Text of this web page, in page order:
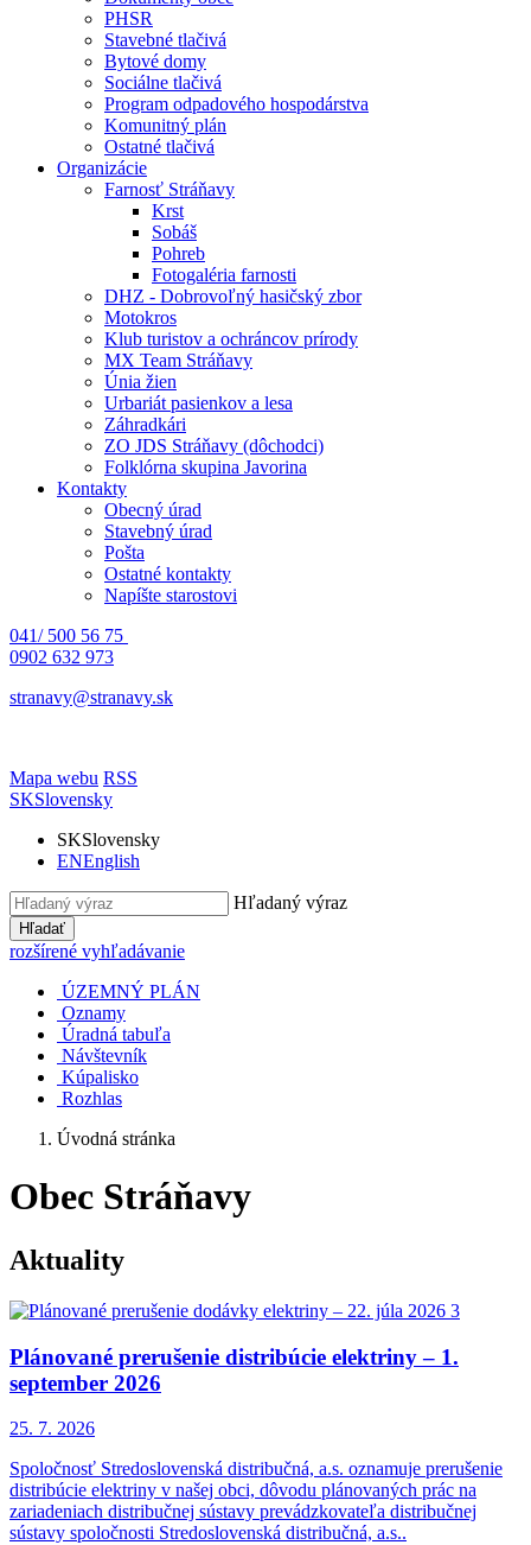
PHSR
Stavebné tlačivá
Bytové domy
Sociálne tlačivá
Program odpadového hospodárstva
Komunitný plán
Ostatné tlačivá
Organizácie
Farnosť Stráňavy
Krst
Sobáš
Pohreb
Fotogaléria farnosti
DHZ - Dobrovoľný hasičský zbor
Motokros
Klub turistov a ochráncov prírody
MX Team Stráňavy
Únia žien
Urbariát pasienkov a lesa
Záhradkári
ZO JDS Stráňavy (dôchodci)
Folklórna skupina Javorina
Kontakty
Obecný úrad
Stavebný úrad
Pošta
Ostatné kontakty
Napíšte starostovi
041/ 500 56 75
0902 632 973
stranavy@stranavy.sk
Mapa webu RSS
SKSlovensky
SKSlovensky
ENEnglish
Hľadaný výraz
Hľadať
rozšírené vyhľadávanie
ÚZEMNÝ PLÁN
Oznamy
Úradná tabuľa
Návštevník
Kúpalisko
Rozhlas
Úvodná stránka
Obec Stráňavy
Aktuality
Plánované prerušenie distribúcie elektriny – 1.
september 2026
25. 7. 2026
Spoločnosť Stredoslovenská distribučná, a.s. oznamuje prerušenie
distribúcie elektriny v našej obci, dôvodu plánovaných prác na
zariadeniach distribučnej sústavy prevádzkovateľa distribučnej
sústavy spoločnosti Stredoslovenská distribučná, a.s..